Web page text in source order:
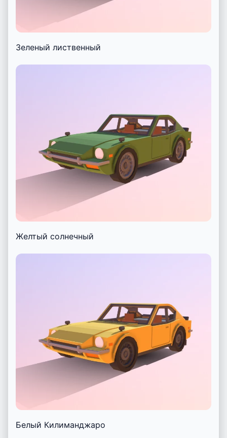
Зеленый лиственный
Желтый солнечный
Белый Килиманджаро